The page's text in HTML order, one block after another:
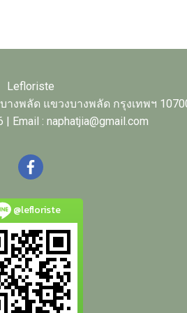
Lefloriste
งพลัด แขวงบางพลัด กรุงเทพฯ
| Email : naphatjia@gmail.com
@lefloriste